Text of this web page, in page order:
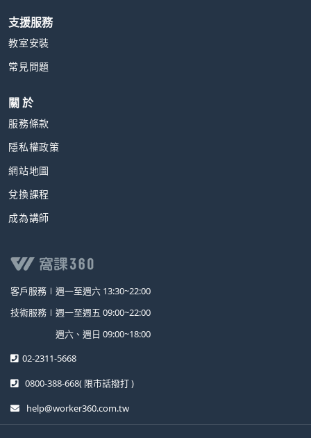
支援服務
教室安裝
常見問題
關 於
服務條款
隱私權政策
網站地圖
兌換課程
成為講師
客戶服務∣ 週一至週六 13:30~22:00
技術服務∣ 週一至週五 09:00~22:00
週六、週日 09:00~18:00
02-2311-5668
0800-388-668( 限市話撥打 )
help@worker360.com.tw